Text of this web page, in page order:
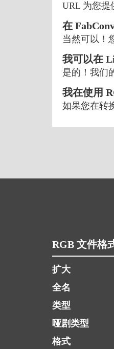
URL 为您提
在
当然可以！
我可以在
是的！我们
我在使用
如果您在转
RGB 文件格
扩大
全名
类型
哑剧类型
格式